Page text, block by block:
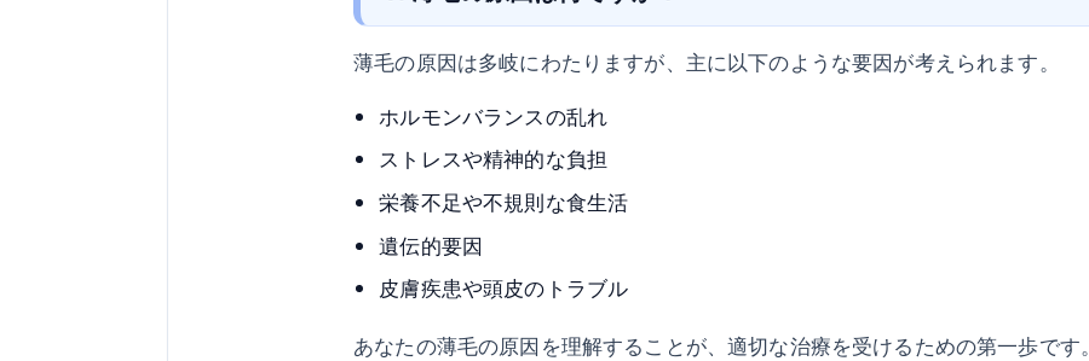
薄毛の原因は多岐にわたりますが、主に以下のような要因が考えられます。
ホルモンバランスの乱れ
ストレスや精神的な負担
栄養不足や不規則な食生活
遺伝的要因
皮膚疾患や頭皮のトラブル
あなたの薄毛の原因を理解することが、適切な治療を受けるための第一歩です。